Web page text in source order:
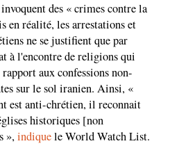
des « crimes contre la
en réalité, les arrestations et
ne se justifient que par
à l'encontre de religions qui
aux confessions non-
sur le sol iranien. Ainsi, «
est anti-chrétien, il reconnait
historiques [non
»,indiquele World Watch List.